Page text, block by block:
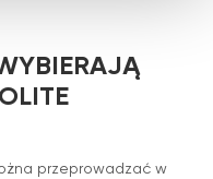
przeprowadzać w